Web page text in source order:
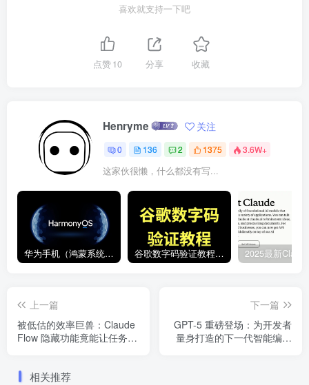
喜欢就支持一下吧
点赞10 分享 收藏
Henryme 关注
0 136 2 1375 3.6W+
这家伙很懒，什么都没有写...
华为手机（鸿蒙系统）安装 ChatGPT 应用详细教程 谷歌数字码验证教程｜登录谷歌账号卡在数字验证的解决办法
上一篇
被低估的效率巨兽：Claude
Flow 隐藏功能竟能让任务提
下一篇
GPT-5 重磅登场：为开发者
量身打造的下一代智能编码
相关推荐